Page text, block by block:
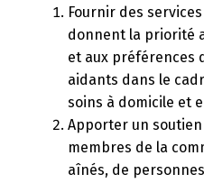
Fournir des
donnent la priorité
et aux préférences
aidants dans le
soins à domicile et
Apporter un
membres de la
aînés, de